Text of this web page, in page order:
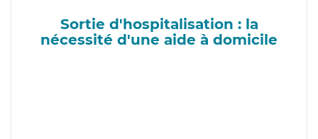
Sortie d'hospitalisation : la
nécessité d'une aide à domicile